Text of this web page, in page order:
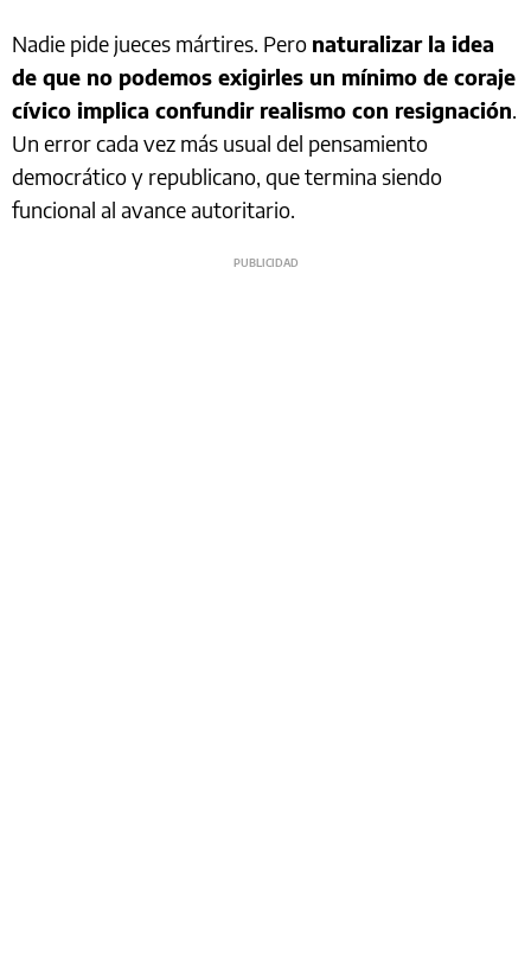
Nadie pide jueces mártires. Pero naturalizar la idea
de que no podemos exigirles un mínimo de coraje
cívico implica confundir realismo con resignación.
Un error cada vez más usual del pensamiento
democrático y republicano, que termina siendo
funcional al avance autoritario.